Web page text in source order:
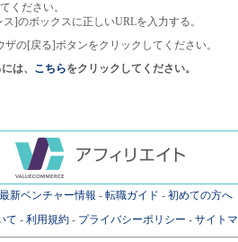
ください。
]のボックスに正しいURLを入力する。
の[戻る]ボタンをクリックしてください。
は、 こちらをクリックしてください。
最新ベンチャー情報 - 転職ガイド - 初めての方へ
て - 利用規約 - プライバシーポリシー - サイト